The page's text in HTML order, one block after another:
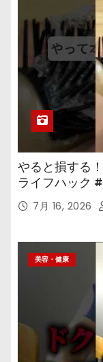
やると損する
ライフハック
7月 16, 2026
美容・健康